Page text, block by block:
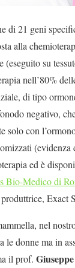
di 21 geni
alla
su
nell’80%
di tipo
negativo,
solo con
ed è
Bio-Medico di
Exact
nel
le donne ma in
il prof.